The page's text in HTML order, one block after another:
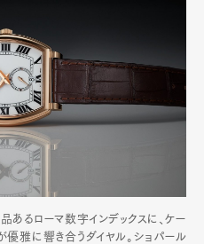
あるローマ数字インデックスに、ケー
優雅に響き合うダイヤル。ショパール